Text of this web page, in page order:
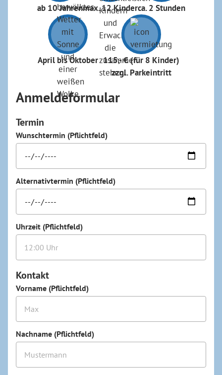
ab 10 Jahrenmax. 12 Kinderca. 2 Stunden
April bis Oktober 115,- € (für 8 Kinder)
zzgl. Parkeintritt
Anmeldeformular
Termin
Wunschtermin (Pflichtfeld)
Alternativtermin (Pflichtfeld)
Uhrzeit (Pflichtfeld)
Kontakt
Vorname (Pflichtfeld)
Nachname (Pflichtfeld)